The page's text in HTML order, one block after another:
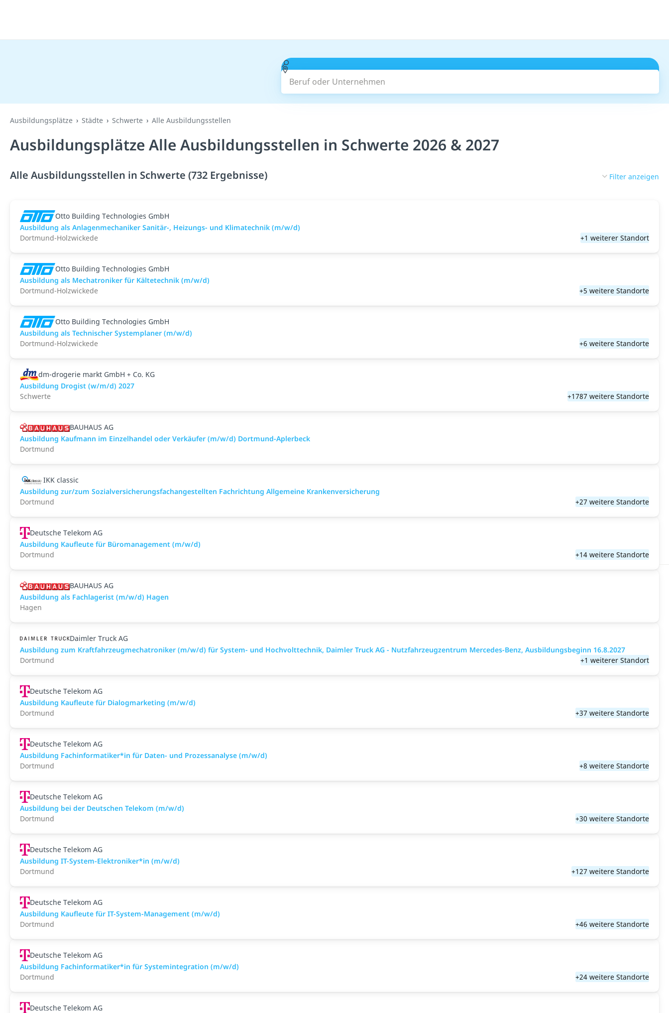
Beruf oder Unternehmen
Ausbildungsplätze Städte Schwerte Alle Ausbildungsstellen
Ausbildungsplätze Alle Ausbildungsstellen in Schwerte 2026 & 2027
Alle Ausbildungsstellen in Schwerte (732 Ergebnisse) Filter anzeigen
Otto Building Technologies GmbH
Ausbildung als Anlagenmechaniker Sanitär-, Heizungs- und Klimatechnik (m/w/d)
Dortmund-Holzwickede
+1 weiterer Standort
Otto Building Technologies GmbH
Ausbildung als Mechatroniker für Kältetechnik (m/w/d)
Dortmund-Holzwickede
+5 weitere Standorte
Otto Building Technologies GmbH
Ausbildung als Technischer Systemplaner (m/w/d)
Dortmund-Holzwickede
+6 weitere Standorte
dm-drogerie markt GmbH + Co. KG
Ausbildung Drogist (w/m/d) 2027
Schwerte
+1787 weitere Standorte
BAUHAUS AG
Ausbildung Kaufmann im Einzelhandel oder Verkäufer (m/w/d) Dortmund-Aplerbeck
Dortmund
IKK classic
Aus­bild­ung zur/zum Sozial­versicher­ungs­fach­angestellten­ Fach­richtung All­gemeine Kranken­versicher­ung
Dortmund
+27 weitere Standorte
Deutsche Telekom AG
Ausbildung Kaufleute für Büromanagement (m/w/d)
Dortmund
+14 weitere Standorte
BAUHAUS AG
Ausbildung als Fachlagerist (m/w/d) Hagen
Hagen
Daimler Truck AG
Ausbildung zum Kraftfahrzeugmechatroniker (m/w/d) für System- und Hochvolttechnik, Daimler Truck AG - Nutzfahrzeugzentrum Mercedes-Benz, Ausbildungsbeginn 16.8.2027
Dortmund
+1 weiterer Standort
Deutsche Telekom AG
Ausbildung Kaufleute für Dialogmarketing (m/w/d)
Dortmund
+37 weitere Standorte
Deutsche Telekom AG
Ausbildung Fachinformatiker*in für Daten- und Prozessanalyse (m/w/d)
Dortmund
+8 weitere Standorte
Deutsche Telekom AG
Ausbildung bei der Deutschen Telekom (m/w/d)
Dortmund
+30 weitere Standorte
Deutsche Telekom AG
Ausbildung IT-System-Elektroniker*in (m/w/d)
Dortmund
+127 weitere Standorte
Deutsche Telekom AG
Ausbildung Kaufleute für IT-System-Management (m/w/d)
Dortmund
+46 weitere Standorte
Deutsche Telekom AG
Ausbildung Fachinformatiker*in für Systemintegration (m/w/d)
Dortmund
+24 weitere Standorte
Deutsche Telekom AG